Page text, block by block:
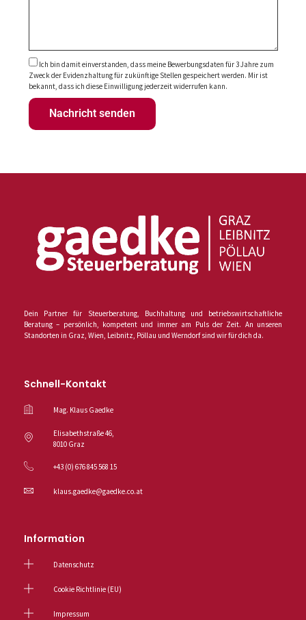
Ich bin damit einverstanden, dass meine Bewerbungsdaten für 3 Jahre zum
Zweck der Evidenzhaltung für zukünftige Stellen gespeichert werden. Mir ist
bekannt, dass ich diese Einwilligung jederzeit widerrufen kann.
Nachricht senden
Dein Partner für Steuerberatung, Buchhaltung und betriebswirtschaftliche
Beratung – persönlich, kompetent und immer am Puls der Zeit. An unseren
Standorten in Graz, Wien, Leibnitz, Pöllau und Werndorf sind wir für dich da.
Schnell-Kontakt
Mag. Klaus Gaedke
Elisabethstraße 46,
8010 Graz
+43 (0) 676 845 568 15
klaus.gaedke@gaedke.co.at
Information
Datenschutz
Cookie Richtlinie (EU)
Impressum